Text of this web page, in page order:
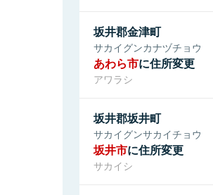
坂井郡金津町
サカイグンカナヅチョウ
あわら市に住所変更
アワラシ
坂井郡坂井町
サカイグンサカイチョウ
坂井市に住所変更
サカイシ